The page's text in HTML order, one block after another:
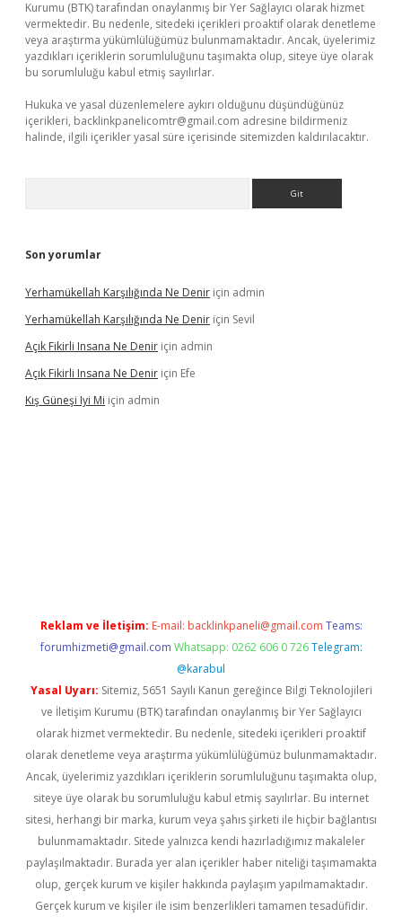
Kurumu (BTK) tarafından onaylanmış bir Yer Sağlayıcı olarak hizmet
vermektedir. Bu nedenle, sitedeki içerikleri proaktif olarak denetleme
veya araştırma yükümlülüğümüz bulunmamaktadır. Ancak, üyelerimiz
yazdıkları içeriklerin sorumluluğunu taşımakta olup, siteye üye olarak
bu sorumluluğu kabul etmiş sayılırlar.
Hukuka ve yasal düzenlemelere aykırı olduğunu düşündüğünüz
içerikleri, backlinkpanelicomtr@gmail.com adresine bildirmeniz
halinde, ilgili içerikler yasal süre içerisinde sitemizden kaldırılacaktır.
Son yorumlar
Yerhamükellah Karşılığında Ne Denir için admin
Yerhamükellah Karşılığında Ne Denir için Sevil
Açık Fikirli Insana Ne Denir için admin
Açık Fikirli Insana Ne Denir için Efe
Kış Güneşi Iyi Mi için admin
Reklam ve İletişim: E-mail: backlinkpaneli@gmail.com Teams:
forumhizmeti@gmail.com Whatsapp: 0262 606 0 726 Telegram:
@karabul
Yasal Uyarı: Sitemiz, 5651 Sayılı Kanun gereğince Bilgi Teknolojileri
ve İletişim Kurumu (BTK) tarafından onaylanmış bir Yer Sağlayıcı
olarak hizmet vermektedir. Bu nedenle, sitedeki içerikleri proaktif
olarak denetleme veya araştırma yükümlülüğümüz bulunmamaktadır.
Ancak, üyelerimiz yazdıkları içeriklerin sorumluluğunu taşımakta olup,
siteye üye olarak bu sorumluluğu kabul etmiş sayılırlar. Bu internet
sitesi, herhangi bir marka, kurum veya şahıs şirketi ile hiçbir bağlantısı
bulunmamaktadır. Sitede yalnızca kendi hazırladığımız makaleler
paylaşılmaktadır. Burada yer alan içerikler haber niteliği taşımamakta
olup, gerçek kurum ve kişiler hakkında paylaşım yapılmamaktadır.
Gerçek kurum ve kişiler ile isim benzerlikleri tamamen tesadüfidir.